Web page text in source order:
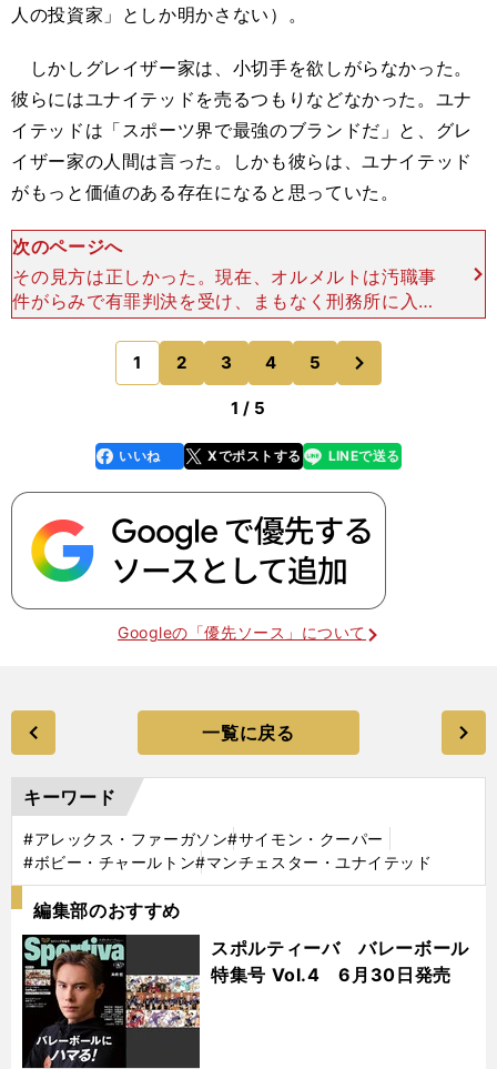
人の投資家」としか明かさない）。
しかしグレイザー家は、小切手を欲しがらなかった。
彼らにはユナイテッドを売るつもりなどなかった。ユナ
イテッドは「スポーツ界で最強のブランドだ」と、グレ
イザー家の人間は言った。しかも彼らは、ユナイテッド
がもっと価値のある存在になると思っていた。
次のページへ
その見方は正しかった。現在、オルメルトは汚職事
件がらみで有罪判決を受け、まもなく刑務所に入れ
られるかもしれない。しかしグレイザー家には、バ
ラ色の日々が続いている。 グレイザー家がユナイ
テッドを買収し
1 2 3 4 5
のページへ
1 / 5
faceboo
k
いいね Xでポストする
line LINEで送る
Googleの「優先ソース」について
一覧に戻る
キーワード
#アレックス・ファーガソン#サイモン・クーパー
#ボビー・チャールトン#マンチェスター・ユナイテッド
編集部のおすすめ
スポルティーバ バレーボール
特集号 Vol.4 6月30日発売